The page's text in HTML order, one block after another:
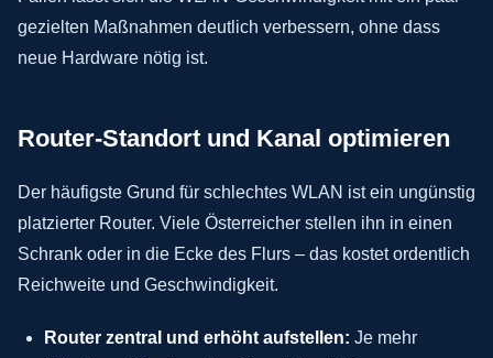
gezielten Maßnahmen deutlich verbessern, ohne dass
neue Hardware nötig ist.
Router-Standort und Kanal optimieren
Der häufigste Grund für schlechtes WLAN ist ein ungünstig
platzierter Router. Viele Österreicher stellen ihn in einen
Schrank oder in die Ecke des Flurs – das kostet ordentlich
Reichweite und Geschwindigkeit.
Router zentral und erhöht aufstellen: Je mehr